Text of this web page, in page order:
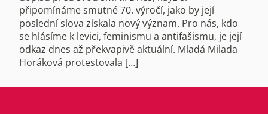
připomínáme smutné 70. výročí, jako by její
poslední slova získala nový význam. Pro nás, kdo
se hlásíme k levici, feminismu a antifašismu, je její
odkaz dnes až překvapivě aktuální. Mladá Milada
Horáková protestovala […]